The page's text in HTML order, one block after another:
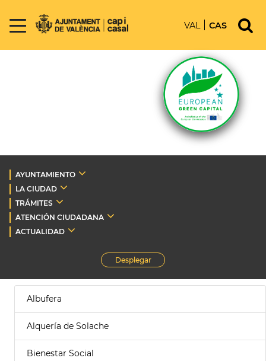
VAL CAS
AYUNTAMIENTO
LA CIUDAD
TRÁMITES
ATENCIÓN CIUDADANA
ACTUALIDAD
Desplegar
Albufera
Alquería de Solache
Bienestar Social